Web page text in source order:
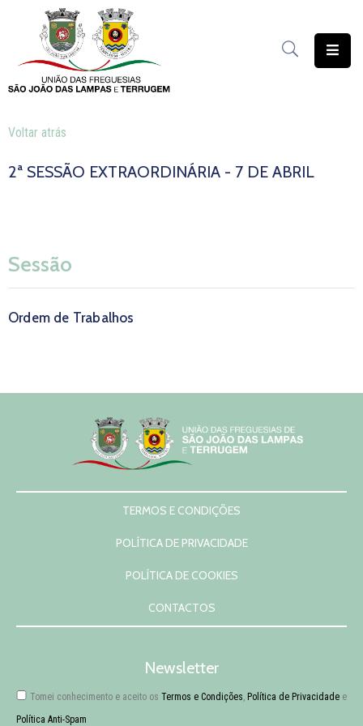
União
das
Pública
Património
Voltar atrás
2ª SESSÃO EXTRAORDINÁRIA - 7 DE ABRIL
Sessão
Ordem de Trabalhos
TERMOS E CONDIÇÕES
POLÍTICA DE PRIVACIDADE
POLÍTICA DE COOKIES
CONTACTOS
Newsletter
Tomei conhecimento e aceito os Termos e Condições, Política de Privacidade e
Política Anti-Spam